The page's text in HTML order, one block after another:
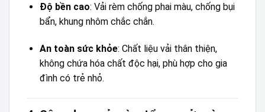
Độ bền cao: Vải rèm chống phai màu, chống bụi
bẩn, khung nhôm chắc chắn.
An toàn sức khỏe: Chất liệu vải thân thiện,
không chứa hóa chất độc hại, phù hợp cho gia
đình có trẻ nhỏ.